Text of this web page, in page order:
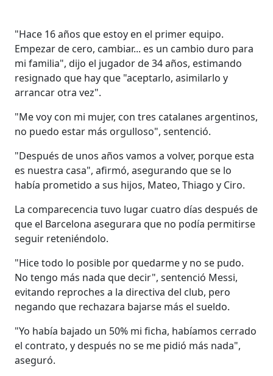
"Hace 16 años que estoy en el primer equipo.
Empezar de cero, cambiar... es un cambio duro para
mi familia", dijo el jugador de 34 años, estimando
resignado que hay que "aceptarlo, asimilarlo y
arrancar otra vez".
"Me voy con mi mujer, con tres catalanes argentinos,
no puedo estar más orgulloso", sentenció.
"Después de unos años vamos a volver, porque esta
es nuestra casa", afirmó, asegurando que se lo
había prometido a sus hijos, Mateo, Thiago y Ciro.
La comparecencia tuvo lugar cuatro días después de
que el Barcelona asegurara que no podía permitirse
seguir reteniéndolo.
"Hice todo lo posible por quedarme y no se pudo.
No tengo más nada que decir", sentenció Messi,
evitando reproches a la directiva del club, pero
negando que rechazara bajarse más el sueldo.
"Yo había bajado un 50% mi ficha, habíamos cerrado
el contrato, y después no se me pidió más nada",
aseguró.